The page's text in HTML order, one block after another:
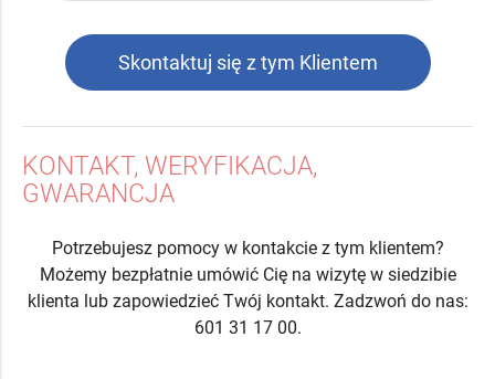
Skontaktuj się z tym Klientem
KONTAKT, WERYFIKACJA,
GWARANCJA
Potrzebujesz pomocy w kontakcie z tym klientem?
Możemy bezpłatnie umówić Cię na wizytę w siedzibie
klienta lub zapowiedzieć Twój kontakt. Zadzwoń do nas:
601 31 17 00.